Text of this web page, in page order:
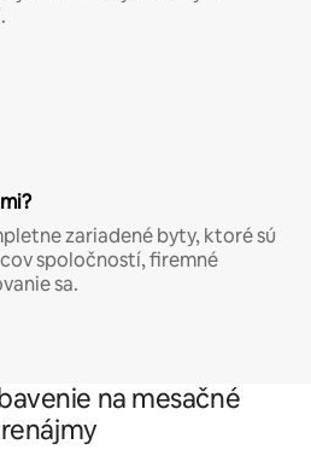
zariadené byty, ktoré sú
spoločností, firemné
sa.
na mesačné